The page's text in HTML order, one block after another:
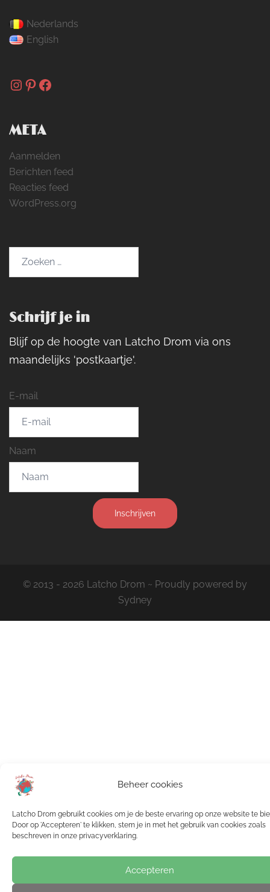
Beheer cookies
Latcho Drom gebruikt cookies om je de beste ervaring op onze website te
Door op 'Accepteren' te klikken, stem je in met het gebruik van cookies zoals
beschreven in onze privacyverklaring.
Accepteren
Nederlands
English
Instagram
Pinterest
Facebook
META
Aanmelden
Berichten feed
Reacties feed
WordPress.org
Schrijf je in
Blijf op de hoogte van Latcho Drom via ons
maandelijks 'postkaartje'.
E-mail
Naam
Inschrijven
© 2013 - 2026 Latcho Drom ~ Proudly powered by
Sydney